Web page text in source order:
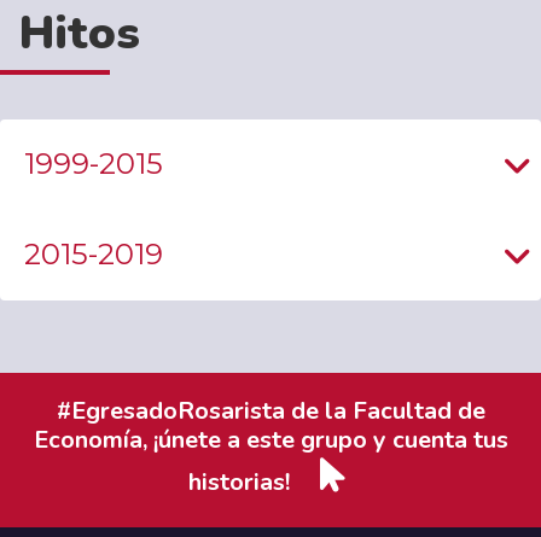
Hitos
1999-2015
2015-2019
#EgresadoRosarista de la Facultad de
Economía, ¡únete a este grupo y cuenta tus
historias!